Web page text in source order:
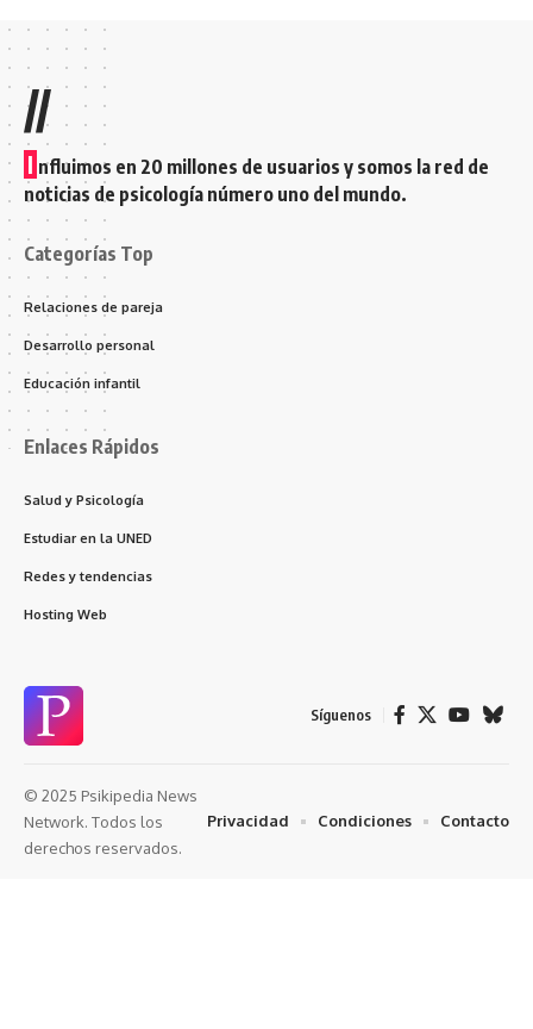
//
I nfluimos en 20 millones de usuarios y somos la red de
noticias de psicología número uno del mundo.
Categorías Top
Relaciones de pareja
Desarrollo personal
Educación infantil
Enlaces Rápidos
Salud y Psicología
Estudiar en la UNED
Redes y tendencias
Hosting Web
Síguenos
© 2025 Psikipedia News
Network. Todos los
derechos reservados.
Privacidad Condiciones Contacto